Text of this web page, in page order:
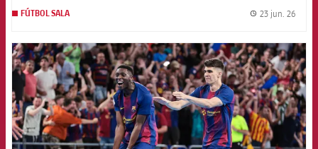
FÚTBOL SALA 23 jun. 26
FCB Barcelona badge